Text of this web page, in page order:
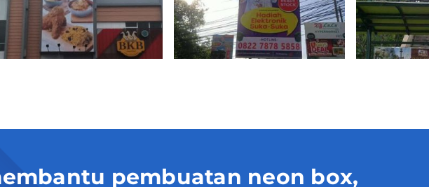
pembuatan neon box,